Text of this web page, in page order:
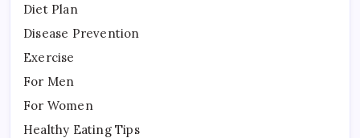
Diet Plan
Disease Prevention
Exercise
For Men
For Women
Healthy Eating Tips